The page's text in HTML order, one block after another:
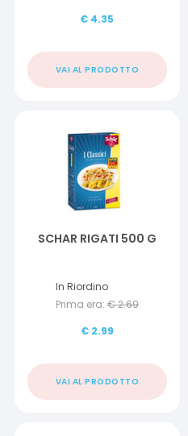
€ 4.35
VAI AL PRODOTTO
SCHAR RIGATI 500 G
In Riordino
Prima era: €2.69
€ 2.99
VAI AL PRODOTTO